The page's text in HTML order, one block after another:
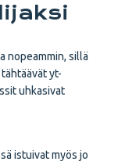
nopeammin, sillä
yt-
uhkasivat
istuivat myös jo